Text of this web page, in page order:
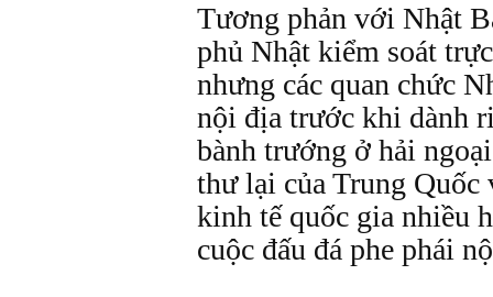
Tương phản với Nhật
phủ Nhật kiểm soát
nhưng các quan chức
nội địa trước khi dành
bành trướng ở hải
thư lại của Trung Quốc
kinh tế quốc gia nhiều
cuộc đấu đá phe phái